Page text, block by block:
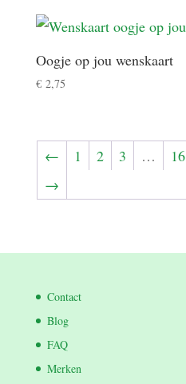
Oogje op jou wenskaart
€2,75
← 1 2 3 … 16
→
Contact
Blog
FAQ
Merken